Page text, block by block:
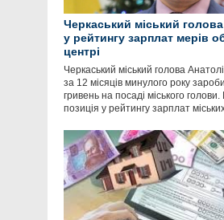
Черкаський міський
у рейтингу зарплат мерів
центрі
Черкаський міський голова
за 12 місяців минулого року
гривень на посаді міського
позиція у рейтингу зарплат